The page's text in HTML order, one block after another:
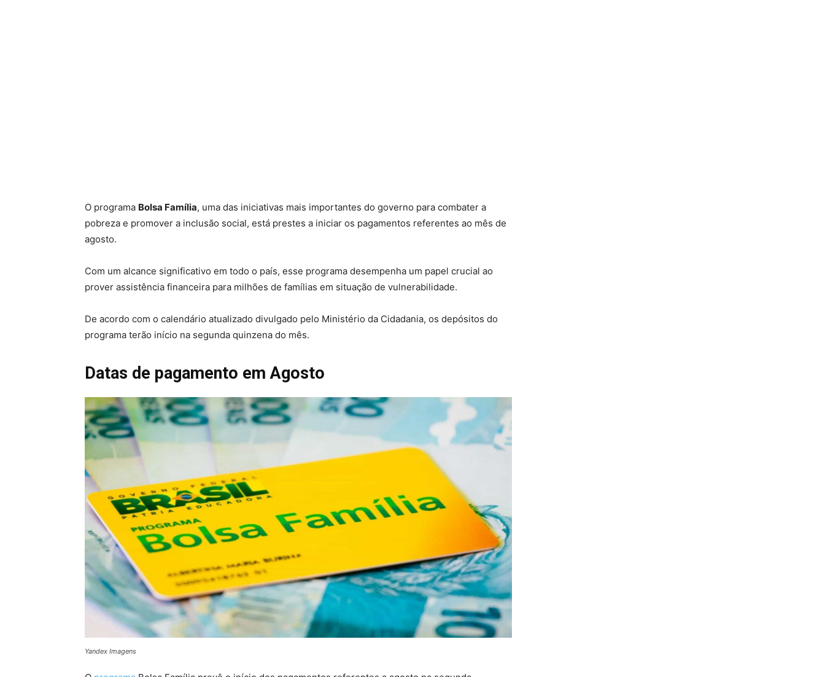
O programa Bolsa Família, uma das iniciativas mais importantes do governo para combater a
pobreza e promover a inclusão social, está prestes a iniciar os pagamentos referentes ao mês de
agosto.
Com um alcance significativo em todo o país, esse programa desempenha um papel crucial ao
prover assistência financeira para milhões de famílias em situação de vulnerabilidade.
De acordo com o calendário atualizado divulgado pelo Ministério da Cidadania, os depósitos do
programa terão início na segunda quinzena do mês.
Datas de pagamento em Agosto
Yandex Imagens